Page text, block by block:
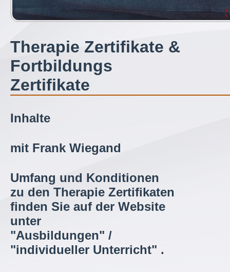
Therapie Zertifikate &
Fortbildungs
Zertifikate
Inhalte
mit Frank Wiegand
Umfang und Konditionen
zu den Therapie Zertifikaten
finden Sie auf der Website
unter
"Ausbildungen" /
"individueller Unterricht" .